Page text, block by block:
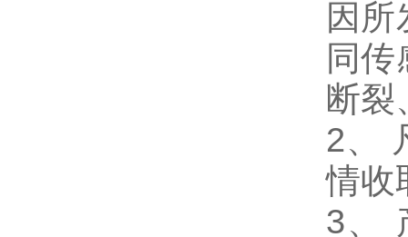
因
同
断裂
2、
情收
3、